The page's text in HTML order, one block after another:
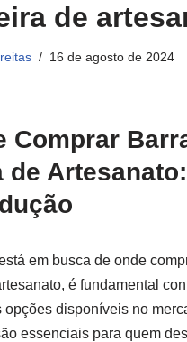
de
16 de agosto de 2024
Comprar
de Artesanato:
em busca de onde
é fundamental
opções disponíveis no
essenciais para quem